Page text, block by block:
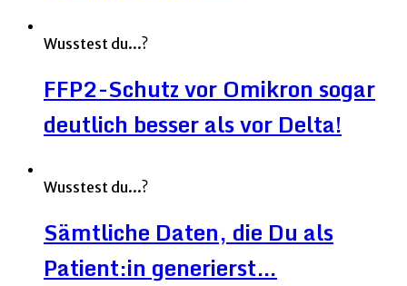
Wusstest du...?
FFP2-Schutz vor Omikron sogar
deutlich besser als vor Delta!
Wusstest du...?
Sämtliche Daten, die Du als
Patient:in generierst…